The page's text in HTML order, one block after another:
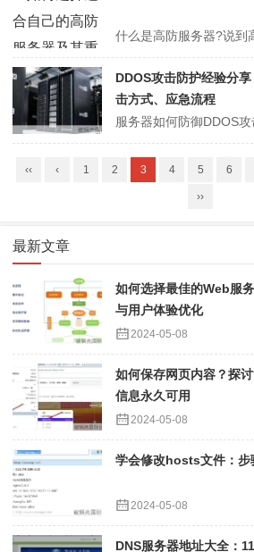
DDOS攻击防护经验分
击方式、应急流程
‹‹ ‹ 1 2 3 4 5 6
››
最新文章
如何选择最佳的Web服
与用户体验优化
2024-05-08
如何保存网页内容？探
信息永久可用
2024-05-08
学会修改hosts文件：步
2024-05-08
DNS服务器地址大全：